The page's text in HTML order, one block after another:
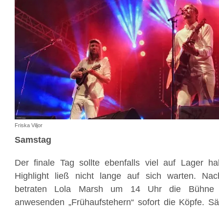
Friska Viljor
Samstag
Der finale Tag sollte ebenfalls viel auf Lager
Highlight ließ nicht lange auf sich warten.
betraten Lola Marsh um 14 Uhr die Bühne
anwesenden „Frühaufstehern“ sofort die Köpfe.